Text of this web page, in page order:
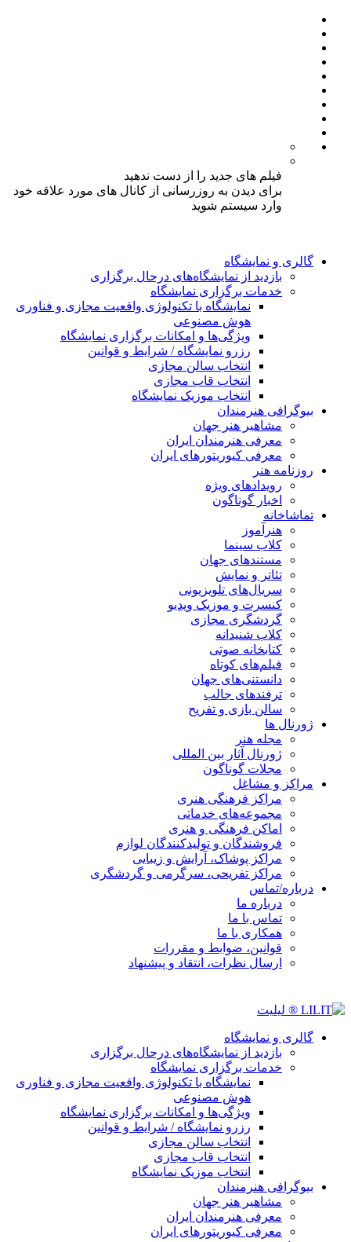
فیلم های جدید را از دست ندهید
برای دیدن به روزرسانی از کانال های مورد علاقه خود
وارد سیستم شوید
گالری و نمایشگاه
بازدید از نمایشگاه‌های درحال برگزاری
خدمات برگزاری نمایشگاه
نمایشگاه با تکنولوژی واقعیت مجازی و فناوری
هوش مصنوعی
ویژگی‌ها و امکانات برگزاری نمایشگاه
رزرو نمایشگاه / شرایط و قوانین
انتخاب سالن مجازی
انتخاب قاب مجازی
انتخاب موزیک نمایشگاه
بیوگرافی هنرمندان
مشاهیر هنر جهان
معرفی هنرمندان ایران
معرفی کیوریتورهای ایران
روزنامه هنر
رویدادهای ویژه
اخبار گوناگون
تماشاخانه
هنرآموز
کلاب سینما
مستندهای جهان
تئاتر و نمایش
سریال‌های تلویزیونی
کنسرت و موزیک ویدیو
گردشگری مجازی
کلاب شنیدانه
کتابخانه صوتی
فیلم‌های کوتاه
دانستنی‌های جهان
ترفندهای جالب
سالن بازی و تفریح
ژورنال ها
مجله هنر
ژورنال آثار بین المللی
مجلات گوناگون
مراکز و مشاغل
مراکز فرهنگی هنری
مجموعه‌های خدماتی
اماکن فرهنگی و هنری
فروشندگان و تولیدکنندگان لوازم
مراکز پوشاک، آرایش و زیبایی
مراکز تفریحی، سرگرمی و گردشگری
درباره/تماس
درباره ما
تماس با ما
همکاری با ما
قوانین، ضوابط و مقررات
ارسال نظرات، انتقاد و پیشنهاد
گالری و نمایشگاه
بازدید از نمایشگاه‌های درحال برگزاری
خدمات برگزاری نمایشگاه
نمایشگاه با تکنولوژی واقعیت مجازی و فناوری
هوش مصنوعی
ویژگی‌ها و امکانات برگزاری نمایشگاه
رزرو نمایشگاه / شرایط و قوانین
انتخاب سالن مجازی
انتخاب قاب مجازی
انتخاب موزیک نمایشگاه
بیوگرافی هنرمندان
مشاهیر هنر جهان
معرفی هنرمندان ایران
معرفی کیوریتورهای ایران